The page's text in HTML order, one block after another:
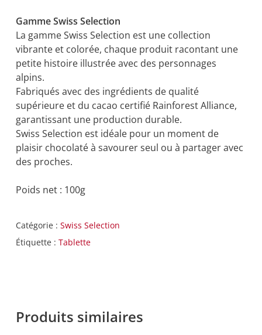
Catégorie : Swiss Selection
Étiquette : Tablette
Gamme Swiss Selection
La gamme Swiss Selection est une collection
vibrante et colorée, chaque produit racontant une
petite histoire illustrée avec des personnages
alpins.
Fabriqués avec des ingrédients de qualité
supérieure et du cacao certifié Rainforest Alliance,
garantissant une production durable.
Swiss Selection est idéale pour un moment de
plaisir chocolaté à savourer seul ou à partager avec
des proches.
Poids net : 100g
Produits similaires